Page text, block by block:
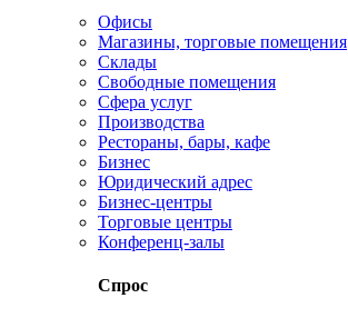
Офисы
Магазины, торговые помещения
Склады
Свободные помещения
Сфера услуг
Производства
Рестораны, бары, кафе
Бизнес
Юридический адрес
Бизнес-центры
Торговые центры
Конференц-залы
Спрос